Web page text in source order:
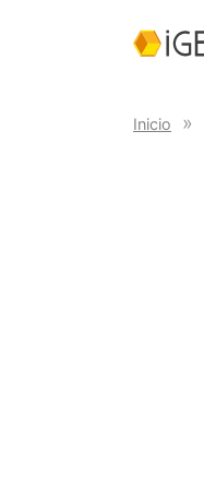
Inicio